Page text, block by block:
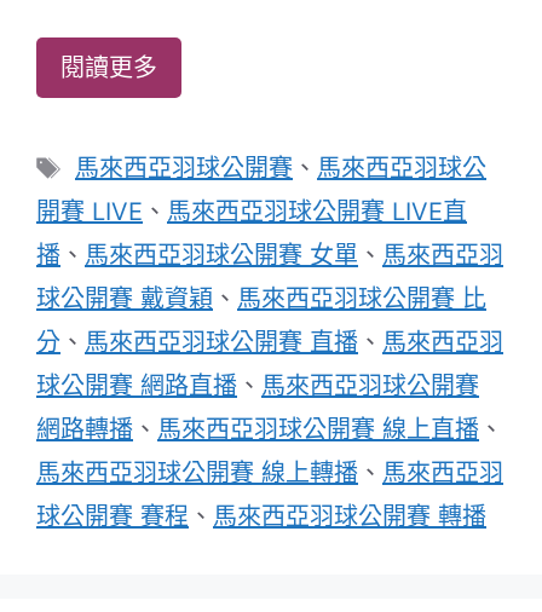
閱讀更多
標
籤
馬來西亞羽球公開賽 、 馬來西亞羽球公
開賽 LIVE 、 馬來西亞羽球公開賽 LIVE直
播 、 馬來西亞羽球公開賽 女單 、 馬來西亞羽
球公開賽 戴資穎 、 馬來西亞羽球公開賽 比
分 、 馬來西亞羽球公開賽 直播 、 馬來西亞羽
球公開賽 網路直播 、 馬來西亞羽球公開賽
網路轉播 、 馬來西亞羽球公開賽 線上直播 、
馬來西亞羽球公開賽 線上轉播 、 馬來西亞羽
球公開賽 賽程 、 馬來西亞羽球公開賽 轉播